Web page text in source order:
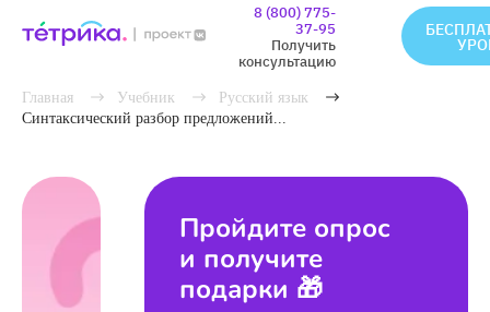
8 (800) 775-
37-95
Получить
консультацию
Главная Учебник
Русский язык
Синтаксический разбор предложений...
Пройдите опрос
и получите
подарки 🎁